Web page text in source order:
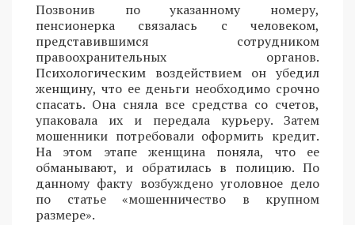
Позвонив по указанному номеру,
пенсионерка связалась с человеком,
представившимся сотрудником
правоохранительных органов.
Психологическим воздействием он убедил
женщину, что ее деньги необходимо срочно
спасать. Она сняла все средства со счетов,
упаковала их и передала курьеру. Затем
мошенники потребовали оформить кредит.
На этом этапе женщина поняла, что ее
обманывают, и обратилась в полицию. По
данному факту возбуждено уголовное дело
по статье «мошенничество в крупном
размере».